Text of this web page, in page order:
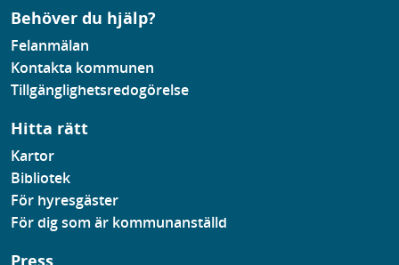
Behöver du hjälp?
Felanmälan
Kontakta kommunen
Tillgänglighetsredogörelse
Hitta rätt
Kartor
Bibliotek
För hyresgäster
För dig som är kommunanställd
Press